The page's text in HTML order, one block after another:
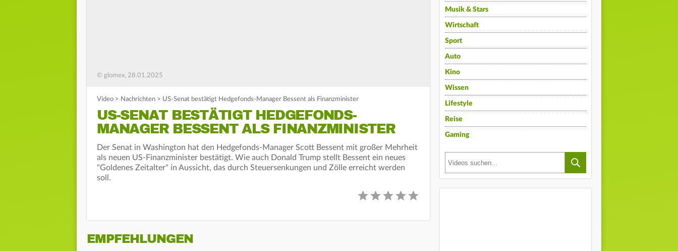
© glomex, 28.01.2025
Video > Nachrichten > US-Senat bestätigt Hedgefonds-Manager Bessent als Finanzminister
US-SENAT BESTÄTIGT HEDGEFONDS-
MANAGER BESSENT ALS FINANZMINISTER
Der Senat in Washington hat den Hedgefonds-Manager Scott Bessent mit großer Mehrheit
als neuen US-Finanzminister bestätigt. Wie auch Donald Trump stellt Bessent ein neues
"Goldenes Zeitalter" in Aussicht, das durch Steuersenkungen und Zölle erreicht werden
soll.
EMPFEHLUNGEN
Musik & Stars
Wirtschaft
Sport
Auto
Kino
Wissen
Lifestyle
Reise
Gaming